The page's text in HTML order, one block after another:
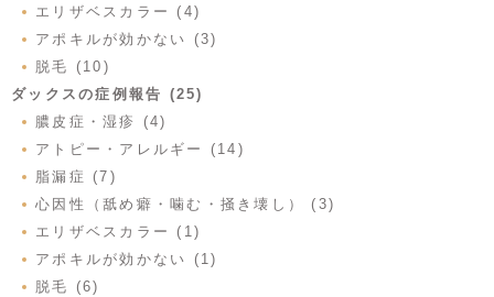
エリザベスカラー (4)
アポキルが効かない (3)
脱毛 (10)
ダックスの症例報告 (25)
膿皮症・湿疹 (4)
アトピー・アレルギー (14)
脂漏症 (7)
心因性（舐め癖・噛む・掻き壊し） (3)
エリザベスカラー (1)
アポキルが効かない (1)
脱毛 (6)